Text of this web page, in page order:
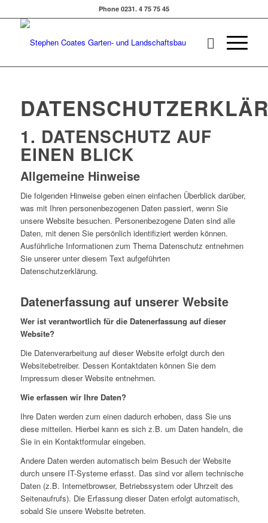
Phone 0231. 4 75 75 45
1. DATENSCHUTZ AUF
EINEN BLICK
Allgemeine Hinweise
Die folgenden Hinweise geben einen einfachen Überblick darüber,
was mit Ihren personenbezogenen Daten passiert, wenn Sie
unsere Website besuchen. Personenbezogene Daten sind alle
Daten, mit denen Sie persönlich identifiziert werden können.
Ausführliche Informationen zum Thema Datenschutz entnehmen
Sie unserer unter diesem Text aufgeführten
Datenschutzerklärung.
Datenerfassung auf unserer Website
Wer ist verantwortlich für die Datenerfassung auf dieser
Website?
Die Datenverarbeitung auf dieser Website erfolgt durch den
Websitebetreiber. Dessen Kontaktdaten können Sie dem
Impressum dieser Website entnehmen.
Wie erfassen wir Ihre Daten?
Ihre Daten werden zum einen dadurch erhoben, dass Sie uns
diese mitteilen. Hierbei kann es sich z.B. um Daten handeln, die
Sie in ein Kontaktformular eingeben.
Andere Daten werden automatisch beim Besuch der Website
durch unsere IT-Systeme erfasst. Das sind vor allem technische
Daten (z.B. Internetbrowser, Betriebssystem oder Uhrzeit des
Seitenaufrufs). Die Erfassung dieser Daten erfolgt automatisch,
sobald Sie unsere Website betreten.